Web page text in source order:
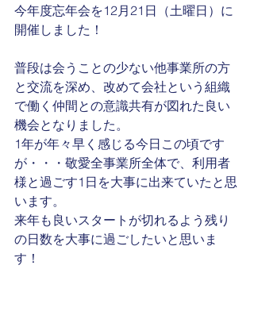
今年度忘年会を12月21日（土曜日）に
開催しました！
普段は会うことの少ない他事業所の方
と交流を深め、改めて会社という組織
で働く仲間との意識共有が図れた良い
機会となりました。
1年が年々早く感じる今日この頃です
が・・・敬愛全事業所全体で、利用者
様と過ごす1日を大事に出来ていたと思
います。
来年も良いスタートが切れるよう残り
の日数を大事に過ごしたいと思いま
す！